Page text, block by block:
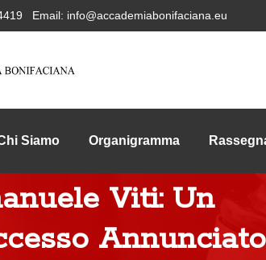
Email: info@accademiabonifaciana.eu
Siamo Organigramma
Viti: Un